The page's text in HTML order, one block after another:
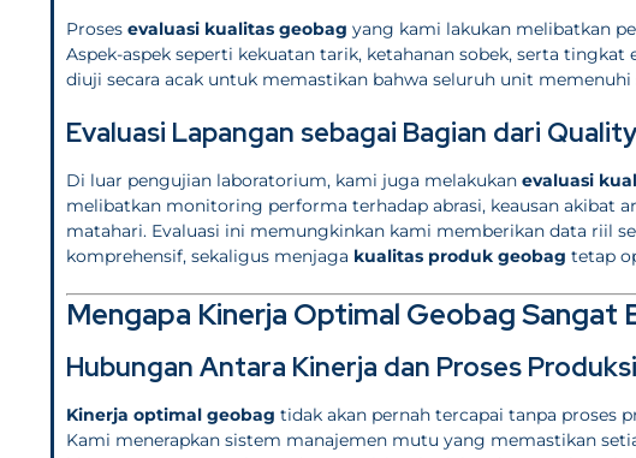
Proses evaluasi kualitas geobag yang kami lakukan melibatkan
Aspek-aspek seperti kekuatan tarik, ketahanan sobek, serta
diuji secara acak untuk memastikan bahwa seluruh unit
Evaluasi Lapangan sebagai Bagian dari
Di luar pengujian laboratorium, kami juga melakukan evaluasi
melibatkan monitoring performa terhadap abrasi, keausan akibat
matahari. Evaluasi ini memungkinkan kami memberikan data riil
komprehensif, sekaligus menjaga kualitas produk geobag tetap
Mengapa Kinerja Optimal Geobag
Hubungan Antara Kinerja dan Proses Produksi
Kinerja optimal geobag tidak akan pernah tercapai tanpa proses
Kami menerapkan sistem manajemen mutu yang memastikan